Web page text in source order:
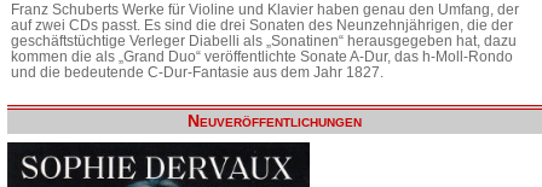
Franz Schuberts Werke für Violine und Klavier haben genau den Umfang, der
auf zwei CDs passt. Es sind die drei Sonaten des Neunzehnjährigen, die der
geschäftstüchtige Verleger Diabelli als „Sonatinen“ herausgegeben hat, dazu
kommen die als „Grand Duo“ veröffentlichte Sonate A-Dur, das h-Moll-Rondo
und die bedeutende C-Dur-Fantasie aus dem Jahr 1827.
Neuveröffentlichungen